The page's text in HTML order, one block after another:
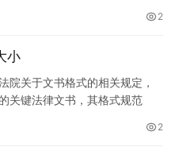
2
小
院关于文书格式的相关规定，
关键法律文书，其格式规范
2